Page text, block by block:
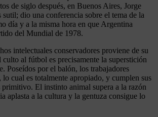
de siglo después, en Buenos Aires, Jorge
dio una conferencia sobre el tema de la
día y a la misma hora en que Argentina
del Mundial de 1978.
intelectuales conservadores proviene de su
al fútbol es precisamente la superstición
Poseídos por el balón, los trabajadores
lo cual es totalmente apropiado, y cumplen sus
primitivo. El instinto animal supera a la razón
aplasta a la cultura y la gentuza consigue lo